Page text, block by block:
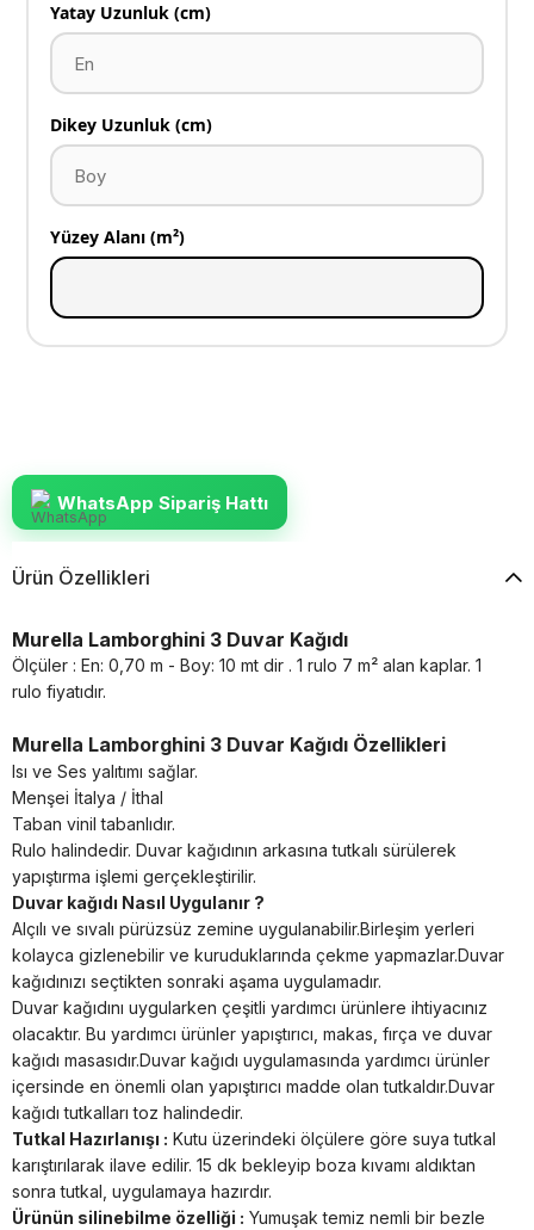
Yatay Uzunluk (cm)
Dikey Uzunluk (cm)
Yüzey Alanı (m²)
WhatsApp Sipariş Hattı
Ürün Özellikleri
Murella Lamborghini 3 Duvar Kağıdı
Ölçüler : En: 0,70 m - Boy: 10 mt dir . 1 rulo 7 m² alan kaplar. 1
rulo fiyatıdır.
Murella Lamborghini 3 Duvar Kağıdı Özellikleri
Isı ve Ses yalıtımı sağlar.
Menşei İtalya / İthal
Taban vinil tabanlıdır.
Rulo halindedir. Duvar kağıdının arkasına tutkalı sürülerek
yapıştırma işlemi gerçekleştirilir.
Duvar kağıdı Nasıl Uygulanır ?
Alçılı ve sıvalı pürüzsüz zemine uygulanabilir.Birleşim yerleri
kolayca gizlenebilir ve kuruduklarında çekme yapmazlar.Duvar
kağıdınızı seçtikten sonraki aşama uygulamadır.
Duvar kağıdını uygularken çeşitli yardımcı ürünlere ihtiyacınız
olacaktır. Bu yardımcı ürünler yapıştırıcı, makas, fırça ve duvar
kağıdı masasıdır.Duvar kağıdı uygulamasında yardımcı ürünler
içersinde en önemli olan yapıştırıcı madde olan tutkaldır.Duvar
kağıdı tutkalları toz halindedir.
Tutkal Hazırlanışı : Kutu üzerindeki ölçülere göre suya tutkal
karıştırılarak ilave edilir. 15 dk bekleyip boza kıvamı aldıktan
sonra tutkal, uygulamaya hazırdır.
Ürünün silinebilme özelliği : Yumuşak temiz nemli bir bezle